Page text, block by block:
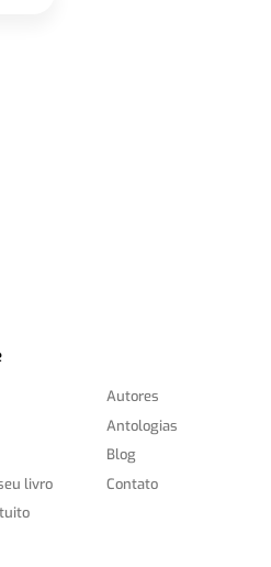
livro
Autores
Antologias
Blog
Contato